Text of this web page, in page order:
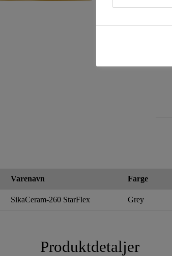
Varenavn Farge
SikaCeram-260 StarFlex Grey
Produktdetaljer